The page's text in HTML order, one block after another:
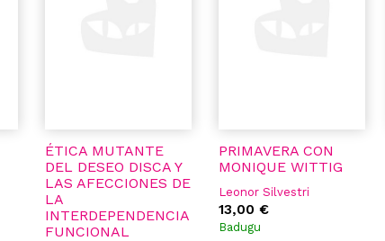
ÉTICA MUTANTE
DEL DESEO DISCA Y
LAS AFECCIONES DE
LA
INTERDEPENDENCIA
FUNCIONAL
PRIMAVERA CON
MONIQUE WITTIG
Leonor Silvestri
13,00 €
Badugu